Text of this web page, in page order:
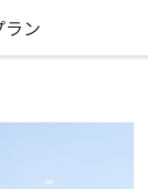
ラン